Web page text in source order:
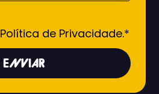
Política de Privacidade.*
ENVIAR